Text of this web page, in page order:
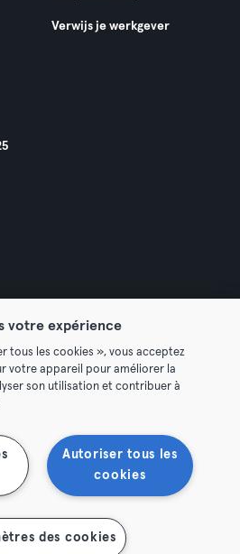
Verwijs je werkgever
Trek hier je contract terug
votre expérience
tous les cookies », vous acceptez
votre appareil pour améliorer la
son utilisation et contribuer à
Autoriser tous les
cookies
des cookies